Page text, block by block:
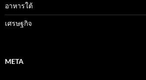
อาหารใต้
เศรษฐกิจ
META